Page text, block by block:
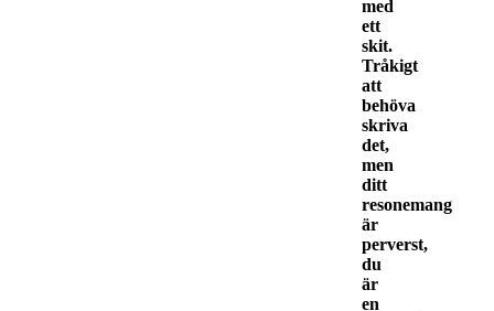
med
ett
skit.
Tråkigt
att
behöva
skriva
det,
men
ditt
resonemang
är
perverst,
du
är
en